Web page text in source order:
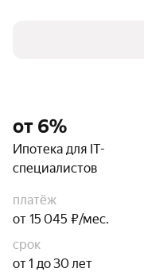
от 6%
Ипотека для IT-
специалистов
платёж
от 15 045 ₽/мес.
срок
от 1 до 30 лет